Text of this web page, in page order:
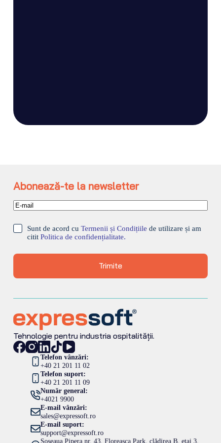
Abonează-te la newsletter
Sunt de acord cu Termenii și Condițiile de utilizare și am
citit Politica de confidențialitate.
Trimite
Tehnologie pentru industria ospitalității.
Telefon vânzări:
+40 21 201 11 02
Telefon suport:
+40 21 201 11 09
Număr general:
+4021 9900
E-mail vânzări:
sales@expressoft.ro
E-mail suport:
support@expressoft.ro
Șoseaua Pipera nr. 43, Floreasca Park, clădirea B, etaj 3,